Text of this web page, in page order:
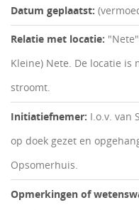
Datum geplaatst:
Relatie met locatie:
Kleine) Nete. De locatie is
stroomt.
Initiatiefnemer: I.o.v. van
op doek gezet en
Opsomerhuis.
Opmerkingen of